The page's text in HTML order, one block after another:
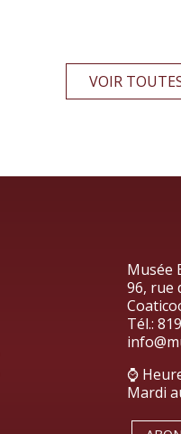
VOIR
Musée
96, rue
Tél.:
⌚
Mardi